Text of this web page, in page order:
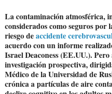
La contaminación atmosférica,
considerados como seguros por
riesgo deaccidente
acuerdo con un informe
Israel Deaconess (EE.UU.).
investigación prospectiva,
Médico de la Universidad de
crónica a partículas de aire